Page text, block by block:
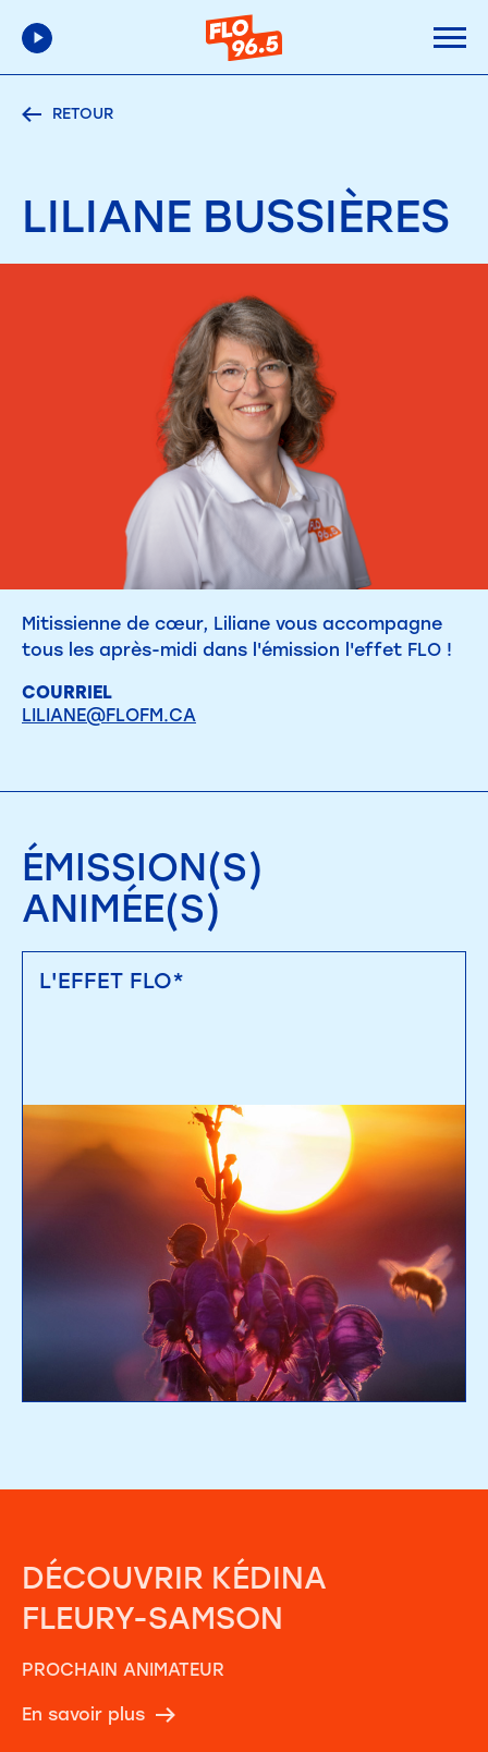
RETOUR
LILIANE BUSSIÈRES
Mitissienne de cœur, Liliane vous accompagne
tous les après-midi dans l'émission l'effet FLO !
COURRIEL
LILIANE@FLOFM.CA
ÉMISSION(S)
ANIMÉE(S)
L'EFFET FLO*
DÉCOUVRIR KÉDINA
FLEURY-SAMSON
PROCHAIN ANIMATEUR
En savoir plus